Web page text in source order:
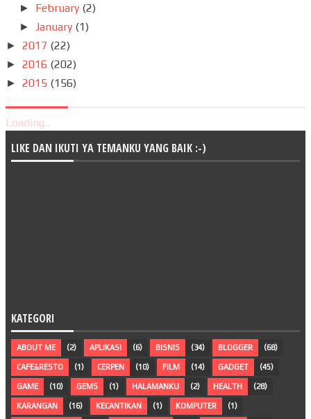
► February (2)
► January (1)
► 2017 (22)
► 2016 (202)
► 2015 (156)
Loading...
LIKE DAN IKUTI YA TEMANKU YANG BAIK :-)
KATEGORI
ABOUT ME (2) APLIKASI (6) BISNIS (34) BLOGGER (68)
CAFE&RESTO (1) CERPEN (10) FILM (14) GADGET (45)
GAME (10) GEMS (1) HALAMANKU (2) HEALTH (28)
KARANGAN (16) KECANTIKAN (1) KOMPUTER (1)